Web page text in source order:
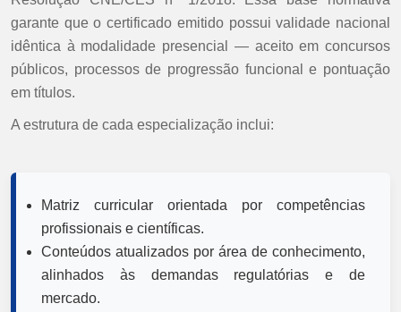
garante que o certificado emitido possui validade nacional
idêntica à modalidade presencial — aceito em concursos
públicos, processos de progressão funcional e pontuação
em títulos.
A estrutura de cada especialização inclui:
Matriz curricular orientada por competências
profissionais e científicas.
Conteúdos atualizados por área de conhecimento,
alinhados às demandas regulatórias e de
mercado.